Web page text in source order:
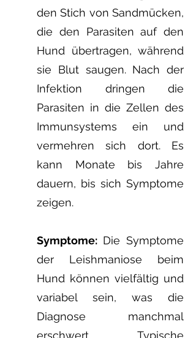
den Stich von Sandmücken,
die den Parasiten auf den
Hund übertragen, während
sie Blut saugen. Nach der
Infektion dringen die
Parasiten in die Zellen des
Immunsystems ein und
vermehren sich dort. Es
kann Monate bis Jahre
dauern, bis sich Symptome
zeigen.
Symptome: Die Symptome
der Leishmaniose beim
Hund können vielfältig und
variabel sein, was die
Diagnose manchmal
erschwert. Typische